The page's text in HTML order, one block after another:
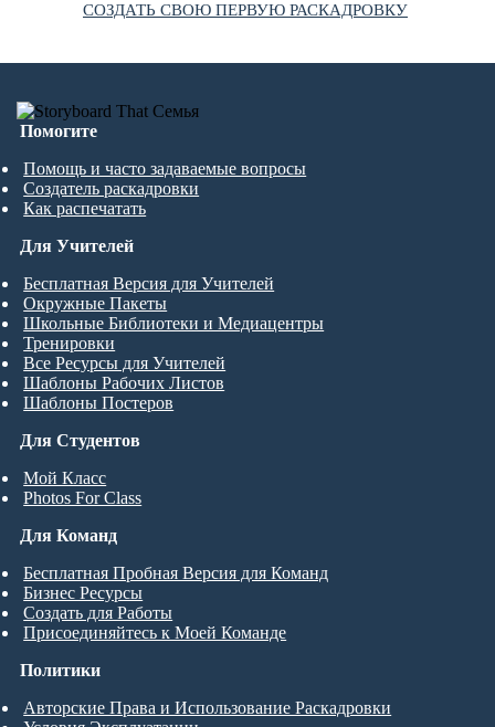
СОЗДАТЬ СВОЮ ПЕРВУЮ РАСКАДРОВКУ
Помогите
Помощь и часто задаваемые вопросы
Создатель раскадровки
Как распечатать
Для Студентов
Мой Класс
Photos For Class
Для Учителей
Бесплатная Версия для Учителей
Окружные Пакеты
Школьные Библиотеки и Медиацентры
Тренировки
Все Ресурсы для Учителей
Шаблоны Рабочих Листов
Шаблоны Постеров
Для Команд
Бесплатная Пробная Версия для Команд
Бизнес Ресурсы
Создать для Работы
Присоединяйтесь к Моей Команде
Политики
Авторские Права и Использование Раскадровки